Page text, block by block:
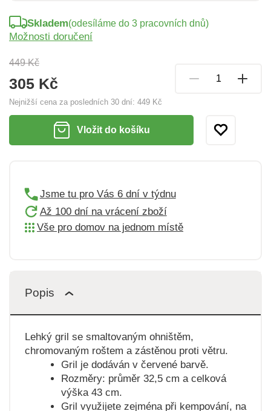
449 Kč
305 Kč
Nejnižší cena za posledních 30 dní: 449 Kč
Skladem(odesíláme do 3 pracovních dnů)
Možnosti doručení
Vložit do košíku
Jsme tu pro Vás 6 dní v týdnu
Až 100 dní na vrácení zboží
Vše pro domov na jednom místě
Popis
Lehký gril se smaltovaným ohništěm,
chromovaným roštem a zástěnou proti větru.
Gril je dodáván v červené barvě.
Rozměry: průměr 32,5 cm a celková
výška 43 cm.
Gril využijete zejména při kempování, na